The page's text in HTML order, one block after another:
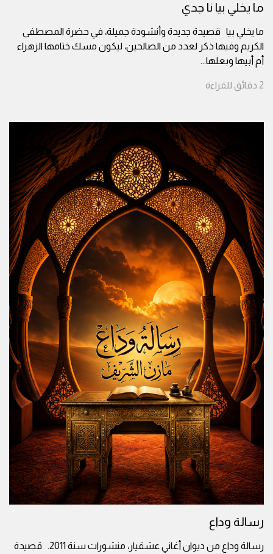
ما يخلي بيا نا جدي
ما يخلي بيا قصيدة جديدة وأنشودة جميلة، في حضرة المصطفى
الكريم وفيها ذكر لعدد من الصالحين، ليكون مسك ختامها الزهراء
أم أبيها وبعلها...
2 دقائق للقراءة
رسالة وداع
رسالة وداع من ديوان أغاني عشقيار، منشورات سنة 2011. قصيدة